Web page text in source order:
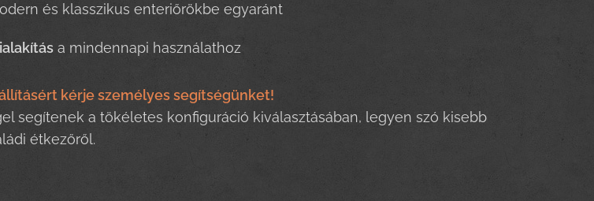
és klasszikus enteriőrökbe egyaránt
a mindennapi használathoz
kérje személyes segítségünket!
segítenek a tökéletes konfiguráció kiválasztásában, legyen szó kisebb
étkezőről.